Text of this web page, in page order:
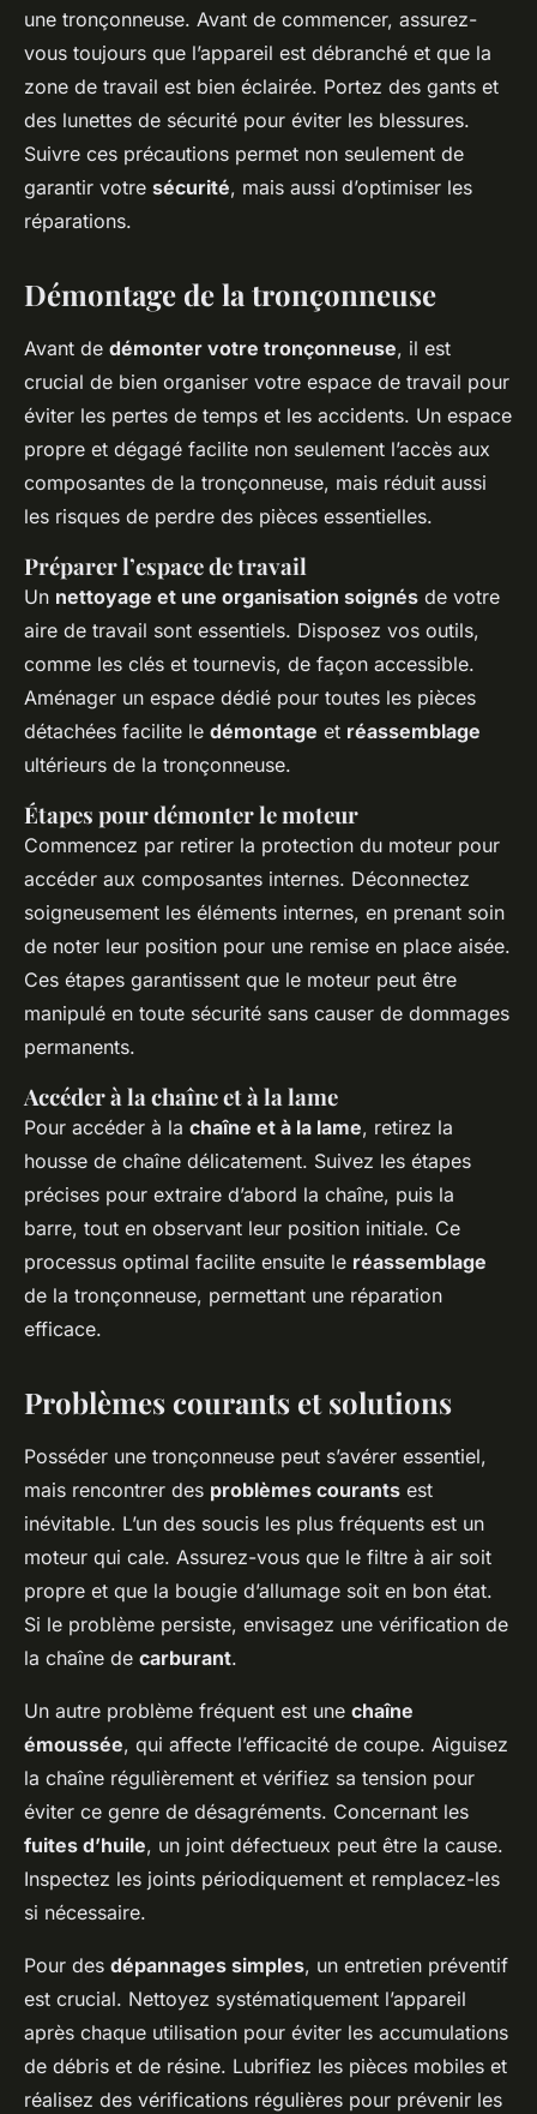
une tronçonneuse. Avant de commencer, assurez-
vous toujours que l’appareil est débranché et que la
zone de travail est bien éclairée. Portez des gants et
des lunettes de sécurité pour éviter les blessures.
Suivre ces précautions permet non seulement de
garantir votre sécurité, mais aussi d’optimiser les
réparations.
Démontage de la tronçonneuse
Avant de démonter votre tronçonneuse, il est
crucial de bien organiser votre espace de travail pour
éviter les pertes de temps et les accidents. Un espace
propre et dégagé facilite non seulement l’accès aux
composantes de la tronçonneuse, mais réduit aussi
les risques de perdre des pièces essentielles.
Préparer l’espace de travail
Un nettoyage et une organisation soignés de votre
aire de travail sont essentiels. Disposez vos outils,
comme les clés et tournevis, de façon accessible.
Aménager un espace dédié pour toutes les pièces
détachées facilite le démontage et réassemblage
ultérieurs de la tronçonneuse.
Étapes pour démonter le moteur
Commencez par retirer la protection du moteur pour
accéder aux composantes internes. Déconnectez
soigneusement les éléments internes, en prenant soin
de noter leur position pour une remise en place aisée.
Ces étapes garantissent que le moteur peut être
manipulé en toute sécurité sans causer de dommages
permanents.
Accéder à la chaîne et à la lame
Pour accéder à la chaîne et à la lame, retirez la
housse de chaîne délicatement. Suivez les étapes
précises pour extraire d’abord la chaîne, puis la
barre, tout en observant leur position initiale. Ce
processus optimal facilite ensuite le réassemblage
de la tronçonneuse, permettant une réparation
efficace.
Problèmes courants et solutions
Posséder une tronçonneuse peut s’avérer essentiel,
mais rencontrer des problèmes courants est
inévitable. L’un des soucis les plus fréquents est un
moteur qui cale. Assurez-vous que le filtre à air soit
propre et que la bougie d’allumage soit en bon état.
Si le problème persiste, envisagez une vérification de
la chaîne de carburant.
Un autre problème fréquent est une chaîne
émoussée, qui affecte l’efficacité de coupe. Aiguisez
la chaîne régulièrement et vérifiez sa tension pour
éviter ce genre de désagréments. Concernant les
fuites d’huile, un joint défectueux peut être la cause.
Inspectez les joints périodiquement et remplacez-les
si nécessaire.
Pour des dépannages simples, un entretien préventif
est crucial. Nettoyez systématiquement l’appareil
après chaque utilisation pour éviter les accumulations
de débris et de résine. Lubrifiez les pièces mobiles et
réalisez des vérifications régulières pour prévenir les